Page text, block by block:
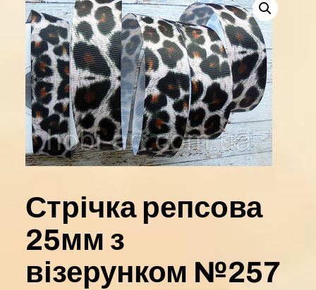
Стрічка репсова
25мм з
візерунком №257